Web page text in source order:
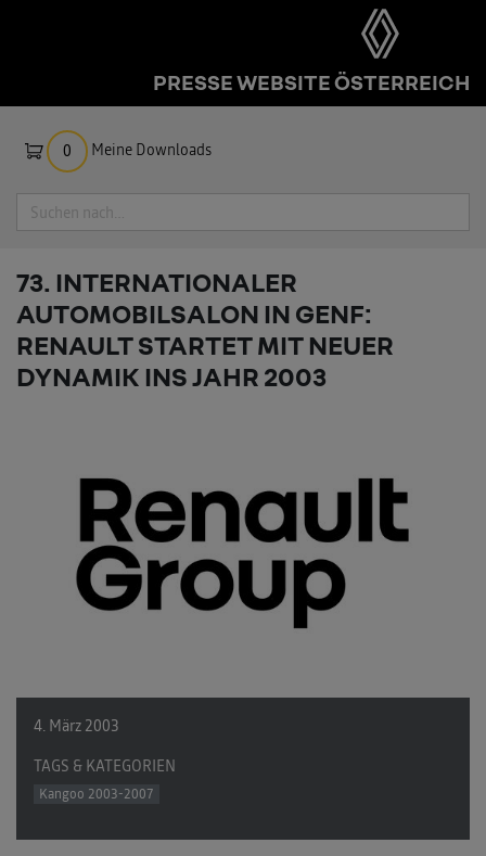
PRESSE WEBSITE ÖSTERREICH
0 Meine Downloads
Suche
73. INTERNATIONALER
AUTOMOBILSALON IN GENF:
RENAULT STARTET MIT NEUER
DYNAMIK INS JAHR 2003
4. März 2003
TAGS & KATEGORIEN
Kangoo 2003-2007